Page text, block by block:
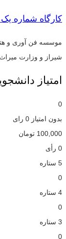
کارگاه شماره
موسسه فن آوری و
شیراز و وزارت
امتیاز
0
بدون امتیاز 0 رای
100,000 تومان
0 رأی
5 ستاره
0
4 ستاره
0
3 ستاره
0